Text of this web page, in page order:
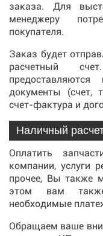
заказа. Для
менеджеру
покупателя.
Заказ будет
расчетный
документы (счет,
счет-фактура и
Наличный
Оплатить
компании, услуги
прочее, Вы также
этом вам
необходимые
Обращаем ваше